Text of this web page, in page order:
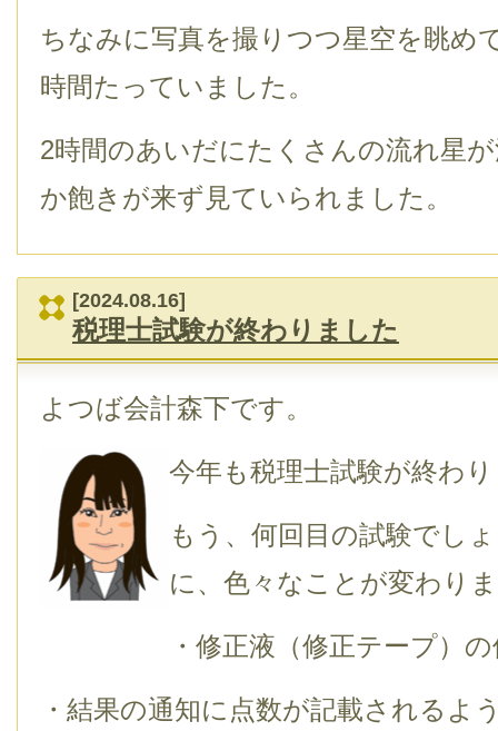
ちなみに写真を撮りつつ星空を眺め
時間たっていました。
2時間のあいだにたくさんの流れ星
か飽きが来ず見ていられました。
[2024.08.16]
税理士試験が終わりました
よつば会計森下です。
今年も税理士試験が終わ
もう、何回目の試験でし
に、色々なことが変わり
・修正液（修正テープ）
・結果の通知に点数が記載されるよ